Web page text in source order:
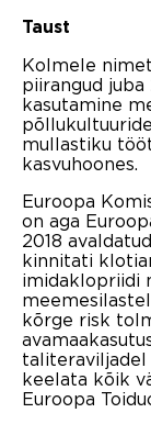
Taust
Kolmele
piirangud juba
kasutamine
mullastiku
kasvuhoones.
Euroopa
on aga
2018
kinnitati
imidaklopriidi
kõrge risk
taliteraviljadel
keelata kõik
Euroopa